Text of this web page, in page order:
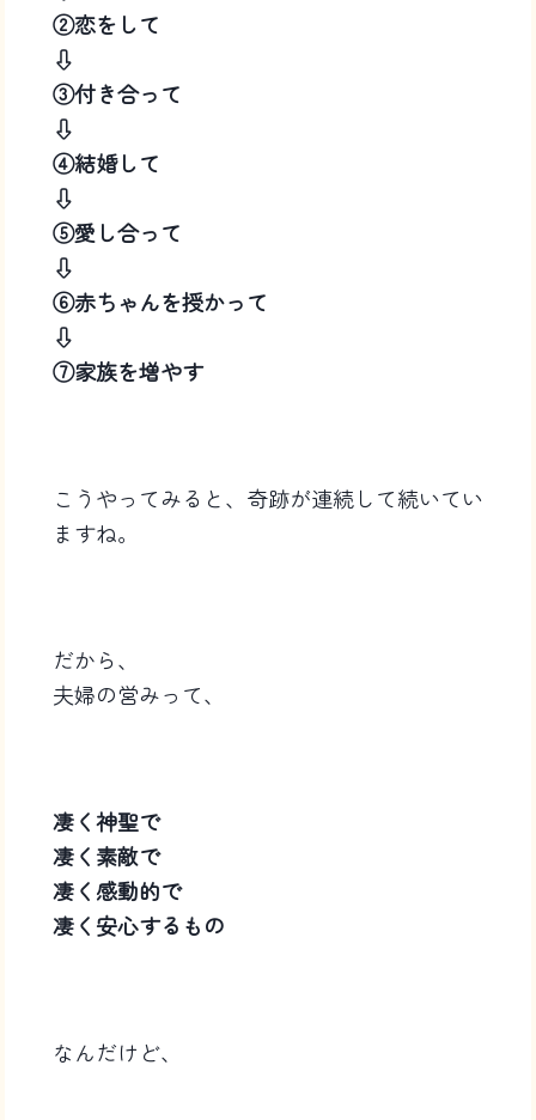
②恋をして
⇩
③付き合って
⇩
④結婚して
⇩
⑤愛し合って
⇩
⑥赤ちゃんを授かって
⇩
⑦家族を増やす
こうやってみると、奇跡が連続して続いてい
ますね。
だから、
夫婦の営みって、
凄く神聖で
凄く素敵で
凄く感動的で
凄く安心するもの
なんだけど、